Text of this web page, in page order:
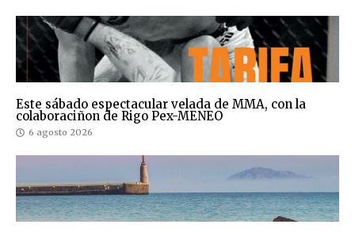
Este sábado espectacular velada de MMA, con la
colaboraciñon de Rigo Pex-MENEO
6 agosto 2026